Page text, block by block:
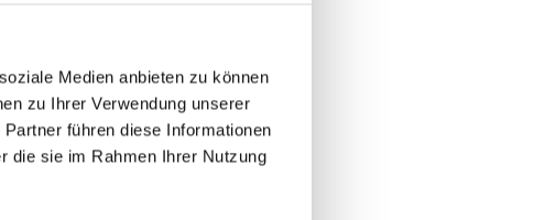
Medien anbieten zu können
zu Ihrer Verwendung unserer
führen diese Informationen
die sie im Rahmen Ihrer Nutzung
Lieblingsmarken und